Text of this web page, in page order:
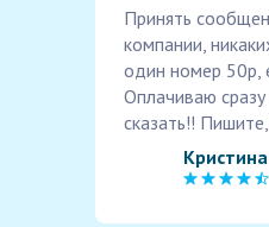
Принять
компании,
один номер 50р,
Оплачиваю
сказать!!